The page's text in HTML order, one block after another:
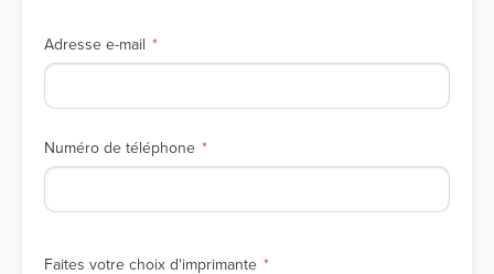
Adresse e-mail
Numéro de téléphone
Faites votre choix d'imprimante